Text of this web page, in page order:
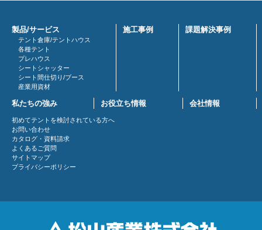
製品/サービス
テント倉庫/テントハウス
各種テント
プレハウス
シートシャッター
シート間仕切り/ブース
産業用資材
施工事例 課題解決事例
私たちの強み お役立ち情報 会社情報
初めてテントを検討されている方へ
お問い合わせ
カタログ・資料請求
よくあるご質問
サイトマップ
プライバシーポリシー